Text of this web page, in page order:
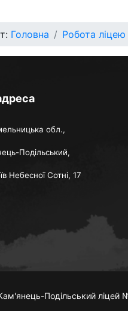
Головна Робота ліцею
обл.,
Подільський,
Небесної Сотні, 17
Подільський ліцей